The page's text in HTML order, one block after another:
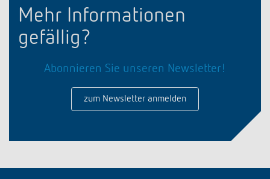
Mehr Informationen
gefällig?
Abonnieren Sie unseren Newsletter!
zum Newsletter anmelden